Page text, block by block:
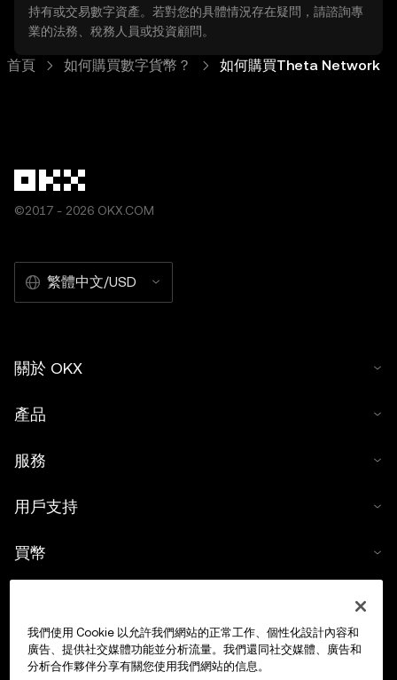
持有或交易數字資產。若對您的具體情況存在疑問，請諮詢專
業的法務、稅務人員或投資顧問。
首頁 如何購買數字貨幣？ 如何購買Theta Network
©2017 - 2026 OKX.COM
繁體中文/USD
關於 OKX
產品
服務
用戶支持
買幣
交易
我們使用 Cookie 以允許我們網站的正常工作、個性化設計內容和
廣告、提供社交媒體功能並分析流量。我們還同社交媒體、廣告和
分析合作夥伴分享有關您使用我們網站的信息。